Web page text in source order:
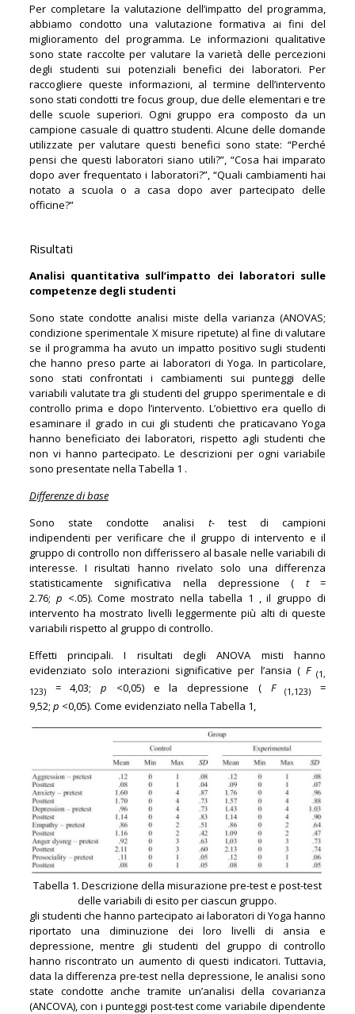
Per completare la valutazione dell’impatto del programma,
abbiamo condotto una valutazione formativa ai fini del
miglioramento del programma. Le informazioni qualitative
sono state raccolte per valutare la varietà delle percezioni
degli studenti sui potenziali benefici dei laboratori. Per
raccogliere queste informazioni, al termine dell’intervento
sono stati condotti tre focus group, due delle elementari e tre
delle scuole superiori. Ogni gruppo era composto da un
campione casuale di quattro studenti. Alcune delle domande
utilizzate per valutare questi benefici sono state: “Perché
pensi che questi laboratori siano utili?”, “Cosa hai imparato
dopo aver frequentato i laboratori?”, “Quali cambiamenti hai
notato a scuola o a casa dopo aver partecipato delle
officine?”
Risultati
Analisi quantitativa sull’impatto dei laboratori sulle
competenze degli studenti
Sono state condotte analisi miste della varianza (ANOVAS;
condizione sperimentale X misure ripetute) al fine di valutare
se il programma ha avuto un impatto positivo sugli studenti
che hanno preso parte ai laboratori di Yoga. In particolare,
sono stati confrontati i cambiamenti sui punteggi delle
variabili valutate tra gli studenti del gruppo sperimentale e di
controllo prima e dopo l’intervento. L’obiettivo era quello di
esaminare il grado in cui gli studenti che praticavano Yoga
hanno beneficiato dei laboratori, rispetto agli studenti che
non vi hanno partecipato. Le descrizioni per ogni variabile
sono presentate nella Tabella 1 .
Differenze di base
Sono state condotte analisi t-test di campioni
indipendenti per verificare che il gruppo di intervento e il
gruppo di controllo non differissero al basale nelle variabili di
interesse. I risultati hanno rivelato solo una differenza
statisticamente significativa nella depressione ( t=
2.76; p <.05). Come mostrato nella tabella 1 , il gruppo di
intervento ha mostrato livelli leggermente più alti di queste
variabili rispetto al gruppo di controllo.
Effetti principali. I risultati degli ANOVA misti hanno
evidenziato solo interazioni significative per l’ansia (F(1,
123)= 4,03;p <0,05) e la depressione ( F(1,123)
=
9,52; p <0,05). Come evidenziato nella Tabella 1,
Tabella 1. Descrizione della misurazione pre-test e post-test
delle variabili di esito per ciascun gruppo.
gli studenti che hanno partecipato ai laboratori di Yoga hanno
riportato una diminuzione dei loro livelli di ansia e
depressione, mentre gli studenti del gruppo di controllo
hanno riscontrato un aumento di questi indicatori. Tuttavia,
data la differenza pre-test nella depressione, le analisi sono
state condotte anche tramite un’analisi della covarianza
(ANCOVA), con i punteggi post-test come variabile dipendente